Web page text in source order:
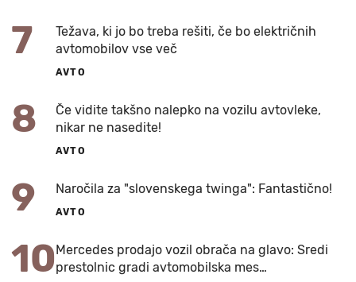
7
Težava, ki jo bo treba rešiti, če bo električnih
avtomobilov vse več
AVTO
8
Če vidite takšno nalepko na vozilu avtovleke,
nikar ne nasedite!
AVTO
9 Naročila za "slovenskega twinga": Fantastično!
AVTO
10Mercedes prodajo vozil obrača na glavo: Sredi
prestolnic gradi avtomobilska mes…